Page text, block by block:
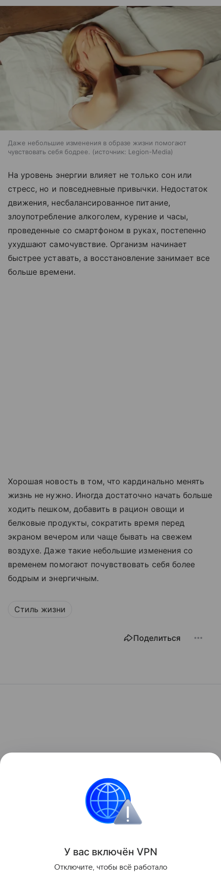
Даже небольшие изменения в образе жизни помогают
чувствовать себя бодрее.
источник: Legion-Media
На уровень энергии влияет не только сон или
стресс, но и повседневные привычки. Недостаток
движения, несбалансированное питание,
злоупотребление алкоголем, курение и часы,
проведенные со смартфоном в руках, постепенно
ухудшают самочувствие. Организм начинает
быстрее уставать, а восстановление занимает все
больше времени.
Хорошая новость в том, что кардинально менять
жизнь не нужно. Иногда достаточно начать больше
ходить пешком, добавить в рацион овощи и
белковые продукты, сократить время перед
экраном вечером или чаще бывать на свежем
воздухе. Даже такие небольшие изменения со
временем помогают почувствовать себя более
бодрым и энергичным.
Стиль жизни
Поделиться
У вас включён VPN
Отключите, чтобы всё работало